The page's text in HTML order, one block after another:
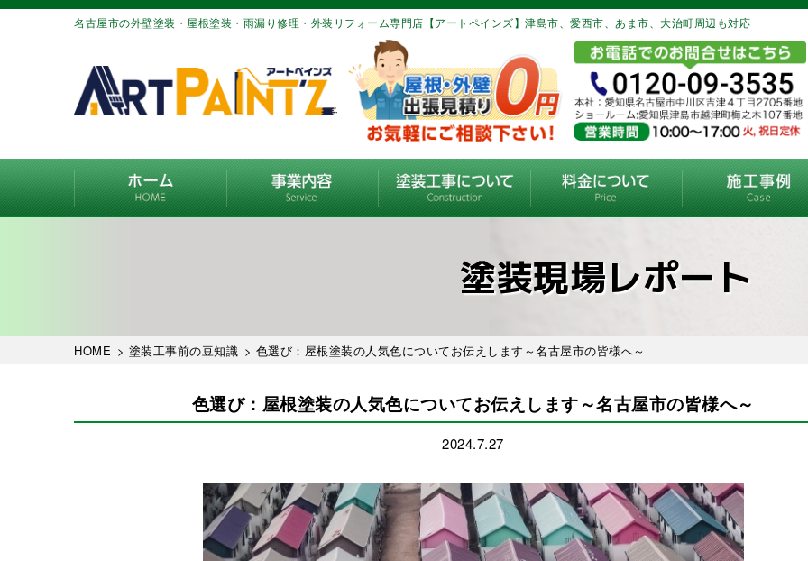
名古屋市の外壁塗装・屋根塗装・雨漏り修理・外装リフォーム専門店【アートペインズ】津島市、愛西市、あま市、大治町周辺も対応
塗装現場レポート
HOME > 塗装工事前の豆知識 > 色選び：屋根塗装の人気色についてお伝えします～名古屋市の皆様へ～
色選び：屋根塗装の人気色についてお伝えします～名古屋市の皆様へ～
2024.7.27